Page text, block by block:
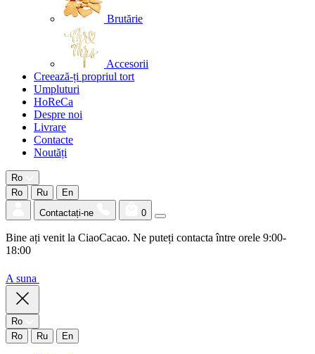
Brutărie
Accesorii
Creează-ți propriul tort
Umpluturi
HoReCa
Despre noi
Livrare
Contacte
Noutăți
Ro
Ro
Ru
En
Contactați-ne
0
Bine ați venit la CiaoCacao. Ne puteți contacta între orele 9:00-
18:00
A suna
Ro
Ro
Ru En